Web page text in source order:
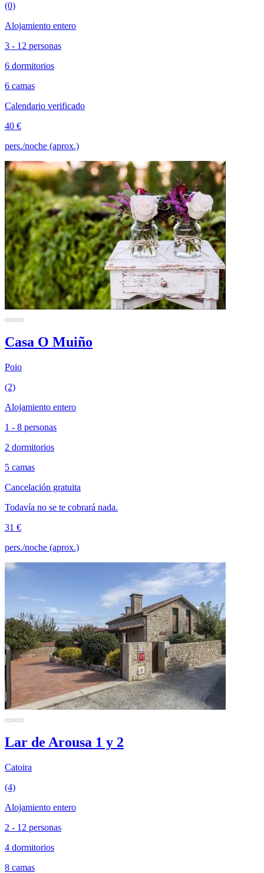
(0)
Alojamiento entero
3 - 12 personas
6 dormitorios
6 camas
Calendario verificado
40 €
pers./noche (aprox.)
Casa O Muiño
Poio
(2)
Alojamiento entero
1 - 8 personas
2 dormitorios
5 camas
Cancelación gratuita
Todavía no se te cobrará nada.
31 €
pers./noche (aprox.)
Lar de Arousa 1 y 2
Catoira
(4)
Alojamiento entero
2 - 12 personas
4 dormitorios
8 camas